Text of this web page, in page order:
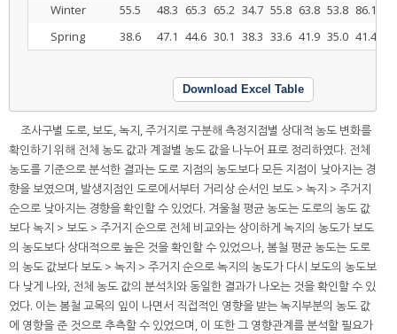
Winter
55.5 48.3 65.3 65.2 34.7 55.8 63.8 53.8 86.1
Spring
38.6 47.1 44.6 30.1 38.3 33.6 41.9 35.0 41.4
Download Excel Table
조사구별 도로, 보도, 녹지, 주거지로 구분해 측정지점별 상대적 농도 변화를
확인하기 위해 전체 농도 값과 계절별 농도 값을 나누어 표로 정리하였다. 전체
농도를 기준으로 분석한 결과는 도로 지점의 농도보다 모든 지점이 낮아지는 경
향을 보였으며, 발생지점인 도로에서부터 거리상 순서인 보도 > 녹지 > 주거지
순으로 낮아지는 경향을 확인할 수 있었다. 겨울철 평균 농도는 도로의 농도 값
보다 녹지 > 보도 > 주거지 순으로 전체 비교와는 상이하게 녹지의 농도가 보도
의 농도보다 상대적으로 높은 것을 확인할 수 있었으나, 봄철 평균 농도는 도로
의 농도 값보다 보도 > 녹지 > 주거지 순으로 녹지의 농도가 다시 보도의 농도보
다 낮게 나와, 전체 농도 값의 분석치와 동일한 결과가 나오는 것을 확인할 수 있
었다. 이는 봄철 교목의 잎이 나면서 직접적인 영향을 받는 녹지부분의 농도 값
에 영향을 준 것으로 추측할 수 있었으며, 이 또한 그 영향관계를 분석할 필요가